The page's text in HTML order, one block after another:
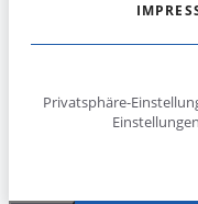
Privatsphäre-
Einstellungen